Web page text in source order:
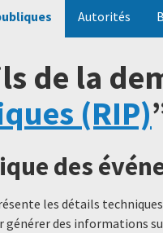
Autorités
de la
(RIP)
des
les détails
générer des informations